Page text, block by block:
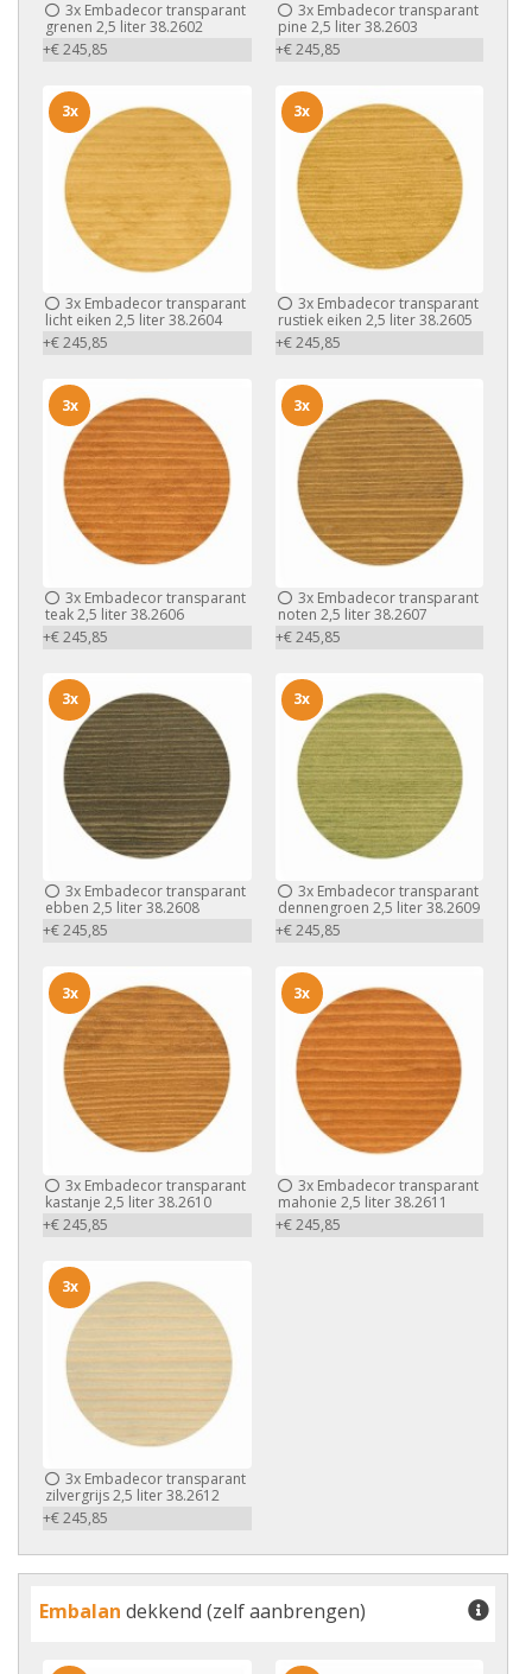
3x Embadecor transparant
grenen 2,5 liter 38.2602
+€ 245,85
3xEmbadecor transparant
pine 2,5 liter 38.2603
+€ 245,85
3x Embadecor transparant
licht eiken 2,5 liter 38.2604
+€ 245,85
3x
3xEmbadecor transparant
rustiek eiken 2,5 liter 38.2605
+€ 245,85
3x
3x Embadecor transparant
teak 2,5 liter 38.2606
+€ 245,85
3x
3xEmbadecor transparant
noten 2,5 liter 38.2607
+€ 245,85
3x
3x Embadecor transparant
ebben 2,5 liter 38.2608
+€ 245,85
3x
3xEmbadecor transparant
dennengroen 2,5 liter 38.2609
+€ 245,85
3x
3x Embadecor transparant
kastanje 2,5 liter 38.2610
+€ 245,85
3x
3xEmbadecor transparant
mahonie 2,5 liter 38.2611
+€ 245,85
3x
3x Embadecor transparant
zilvergrijs 2,5 liter 38.2612
+€ 245,85
3x
Embalan dekkend (zelf aanbrengen)